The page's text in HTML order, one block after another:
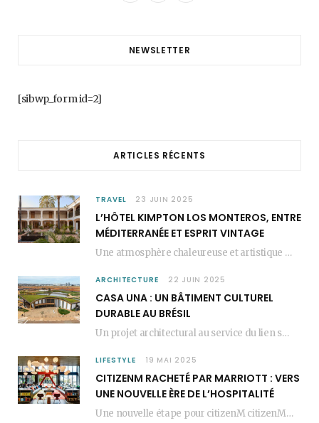
k
a
s
NEWSLETTER
[sibwp_form id=2]
ARTICLES RÉCENTS
TRAVEL 23 JUIN 2025
L’HÔTEL KIMPTON LOS MONTEROS, ENTRE
MÉDITERRANÉE ET ESPRIT VINTAGE
Une atmosphère chaleureuse et artistique L’Hôtel Kimpton Los Monteros, récemment repensé par EL EQUIPO CREATIVO,…
ARCHITECTURE 22 JUIN 2025
CASA UNA : UN BÂTIMENT CULTUREL
DURABLE AU BRÉSIL
Un projet architectural au service du lien social Casa Una est un bâtiment culturel durable…
LIFESTYLE 19 MAI 2025
CITIZENM RACHETÉ PAR MARRIOTT : VERS
UNE NOUVELLE ÈRE DE L’HOSPITALITÉ
Une nouvelle étape pour citizenM citizenM racheté par Marriott, c’est une annonce qui marque un…